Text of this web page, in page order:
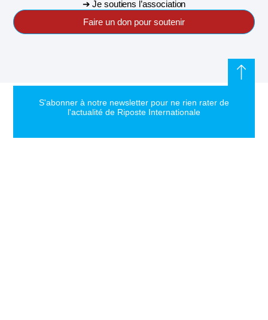
➔ Je soutiens l’association
Faire un don pour soutenir
S'abonner à notre newsletter pour ne rien rater de
l'actualité de Riposte Internationale